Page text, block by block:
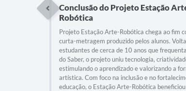
Conclusão do Projeto Estação
Robótica
Projeto Estação Arte-Robótica chega ao fim
curta-metragem produzido pelos alunos.
estudantes de cerca de 10 anos que
do Saber, o projeto uniu tecnologia,
estimulando o aprendizado e valorizando a
artística. Com foco na inclusão e no
educação, o Estação Arte-Robótica beneficiou